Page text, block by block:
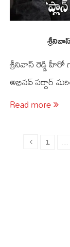
శ్రీనివాస్ రెడ్డి హీరో
అభినవ్ సర్దార్
Read more
1 …